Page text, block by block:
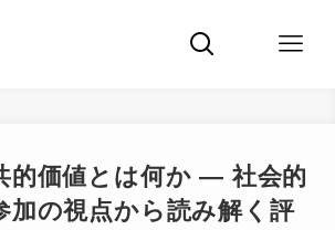
的価値とは何か ― 社会的
加の視点から読み解く評